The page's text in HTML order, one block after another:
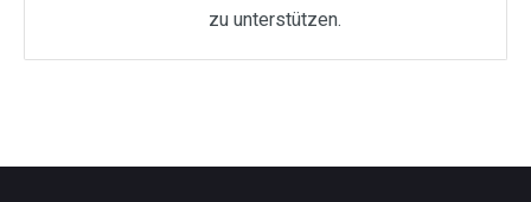
zu unterstützen.